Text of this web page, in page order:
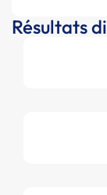
Résultats